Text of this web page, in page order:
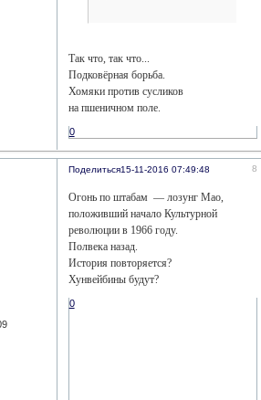
Так что, так что...
Подковёрная борьба.
Хомяки против сусликов
на пшеничном поле.
0
Поделиться 8
15-11-2016 07:49:48
Огонь по штабам — лозунг Мао,
положивший начало Культурной
революции в 1966 году.
Полвека назад.
История повторяется?
Хунвейбины будут?
0